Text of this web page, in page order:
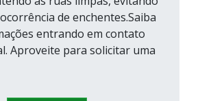
de enchentes.Saiba
entrando em contato
Aproveite para solicitar uma